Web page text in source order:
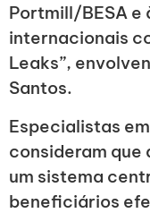
Portmill/BESA e
internacionais
Leaks”,
Santos.
Especialistas
consideram que
um sistema
beneficiários